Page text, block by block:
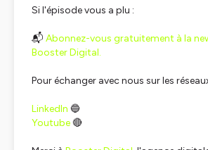
Si l'épisode vous a plu :
📬 Abonnez-vous gratuitement à la
Booster Digital.
Pour échanger avec nous sur les
LinkedIn 🔵
Youtube🔴